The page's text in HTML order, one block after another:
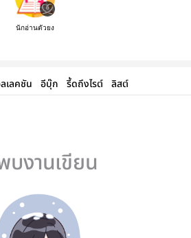
นักอ่านตัวยง
เลคชัน อีบุ๊ก รี้ดถึงไรต์ ลิสต์
บงานเขียน